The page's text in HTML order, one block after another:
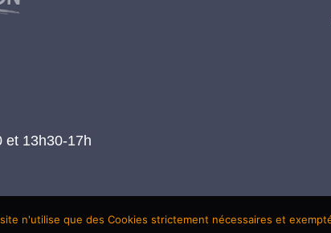
et 13h30-17h
n'utilise que des Cookies strictement nécessaires et